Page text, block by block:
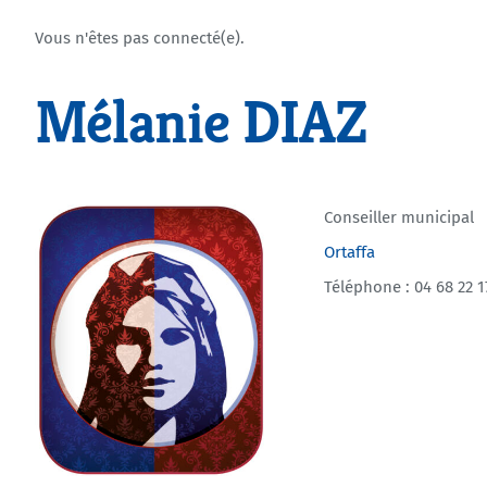
Vous n'êtes pas connecté(e).
Mélanie DIAZ
Conseiller municipal
Ortaffa
Téléphone : 04 68 22